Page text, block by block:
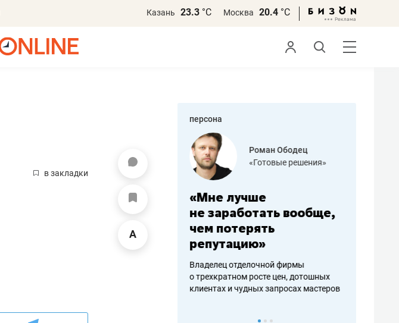
Казань 23.3 °С Москва 20.4 °С
в закладки
персона
«Не зная местных
потерять минимум
Роман Ободец
«Готовые решения»
«Мне лучше
не заработать вообще,
чем потерять
репутацию»
Владелец отделочной фирмы
о трехкратном росте цен, дотошных
клиентах и чудных запросах мастеров